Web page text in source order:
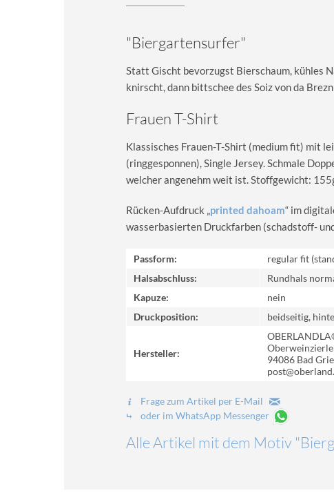
"Biergartensurfer"
Statt Gischt bevorzugst Bierschaum, kühles
knirscht, dann bittschee des Soiz von da
Frauen T-Shirt
Klassisches Frauen-T-Shirt (medium fit) mit
(ringgesponnen), Single Jersey. Schmale
welcher angenehm weit ist. Stoffgewicht:
Rücken-Aufdruck „printed dahoam“ im
wasserbasierten Druckfarben (schadstoff-
Passform:
regular fit
Halsabschluss:
Rundhals
Kapuze:
nein
Druckposition:
beidseitig,
Hersteller:
94086 Bad
Frage zum Artikel per E-Mail
oder im WhatsApp Messenger
Alle Artikel mit dem Motiv